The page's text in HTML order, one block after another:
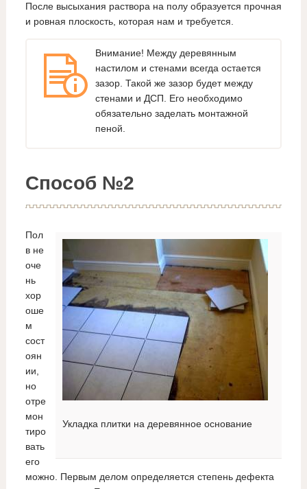
После высыхания раствора на полу образуется прочная
и ровная плоскость, которая нам и требуется.
Внимание! Между деревянным
настилом и стенами всегда остается
зазор. Такой же зазор будет между
стенами и ДСП. Его необходимо
обязательно заделать монтажной
пеной.
Способ №2
Укладка плитки на деревянное основание
Пол
в не
оче
нь
хор
оше
м
сост
оян
ии,
но
отре
мон
тиро
вать
его
можно. Первым делом определяется степень дефекта